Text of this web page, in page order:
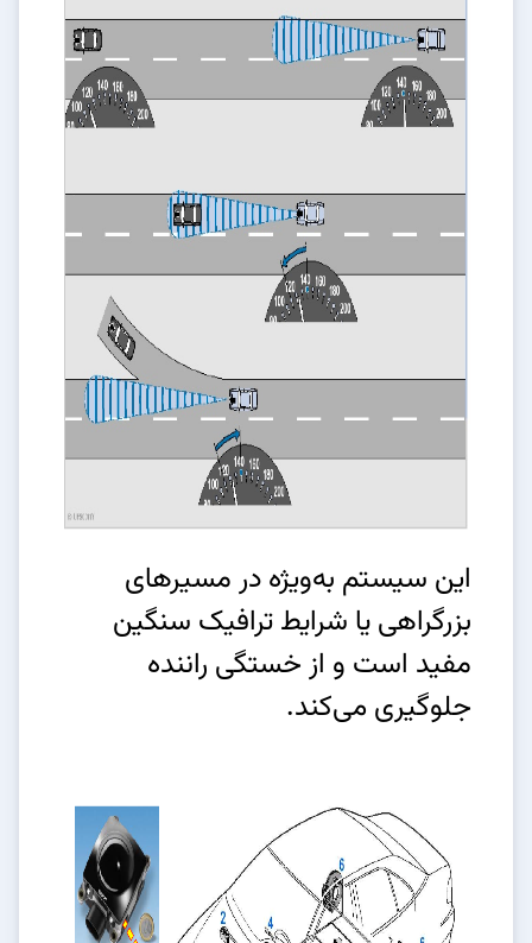
این سیستم به‌ویژه در مسیرهای
بزرگراهی یا شرایط ترافیک سنگین
مفید است و از خستگی راننده
جلوگیری می‌کند.